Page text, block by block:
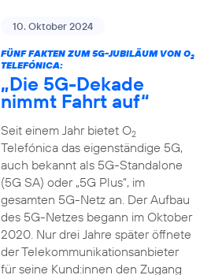
10. Oktober 2024
FÜNF FAKTEN ZUM 5G-JUBILÄUM VON O2
TELEFÓNICA:
„Die 5G-Dekade
nimmt Fahrt auf“
Seit einem Jahr bietet O2
Telefónica das eigenständige 5G,
auch bekannt als 5G-Standalone
(5G SA) oder „5G Plus“, im
gesamten 5G-Netz an. Der Aufbau
des 5G-Netzes begann im Oktober
2020. Nur drei Jahre später öffnete
der Telekommunikationsanbieter
für seine Kund:innen den Zugang